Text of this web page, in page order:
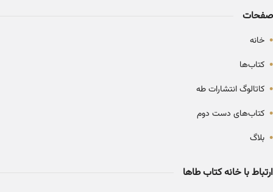
صفحات
• خانه
• کتاب‌ها
• کاتالوگ انتشارات طه
• کتاب‌های دست دوم
• بلاگ
ارتباط با خانه کتاب طاها